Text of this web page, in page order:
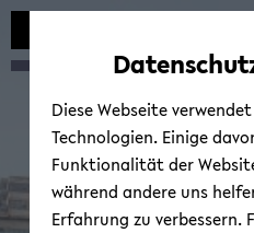
Diese Webseite
Technologien. Einige
Funktionalität der
während andere uns
Erfahrung zu verbessern.